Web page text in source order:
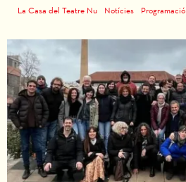
La Casa del Teatre Nu Notícies Programació